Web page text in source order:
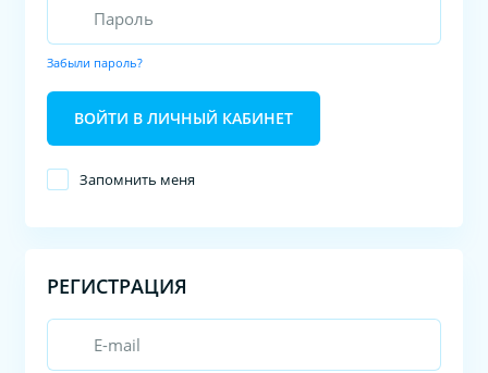
Забыли пароль?
ВОЙТИ В ЛИЧНЫЙ КАБИНЕТ
Запомнить меня
РЕГИСТРАЦИЯ